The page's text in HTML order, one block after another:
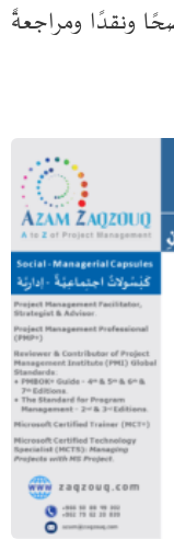
ونقدًا ومراجعةً
هاتين